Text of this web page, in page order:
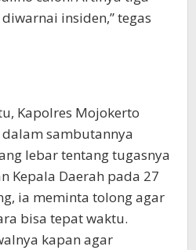
insiden,” tegas
Kapolres Mojokerto
sambutannya
lebar tentang tugasnya
Kepala Daerah pada 27
ia meminta tolong agar
bisa tepat waktu.
kapan agar